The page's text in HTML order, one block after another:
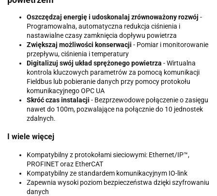
Oszczędzaj energię i udoskonalaj zrównoważony rozwój -
Programowalna, automatyczna redukcja ciśnienia i
nastawialne czasy zamknięcia dopływu powietrza
Zwiększaj możliwości konserwacji - Pomiar i monitorowanie
przepływu, ciśnienia i temperatury
Digitalizuj swój układ sprężonego powietrza - Wirtualna
kontrola kluczowych parametrów za pomocą komunikacji
Fieldbus lub pobieranie danych przy pomocy protokołu
komunikacyjnego OPC UA
Skróć czas instalacji - Bezprzewodowe połączenie o zasięgu
nawet do 100m, pozwalające na połącznie do 10 jednostek
zdalnych.
I wiele więcej
Kompatybilny z protokołami sieciowymi: Ethernet/IP™,
PROFINET oraz EtherCAT
Kompatybilny ze standardem komunikacyjnym IO-link
Zapewnia wysoki poziom bezpieczeństwa dzięki szyfrowaniu
danych